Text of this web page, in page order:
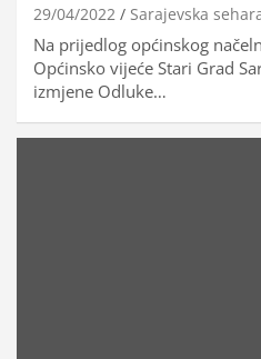
29/04/2022 Sarajevska
Na prijedlog općinskog
Općinsko vijeće Stari Grad
izmjene Odluke…